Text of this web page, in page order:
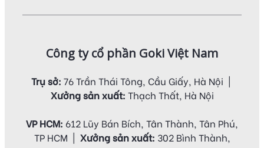
Công ty cổ phần Goki Việt Nam
Trụ sở: 76 Trần Thái Tông, Cầu Giấy, Hà Nội |
Xưởng sản xuất: Thạch Thất, Hà Nội
VP HCM: 612 Lũy Bán Bích, Tân Thành, Tân Phú,
TP HCM | Xưởng sản xuất: 302 Bình Thành,